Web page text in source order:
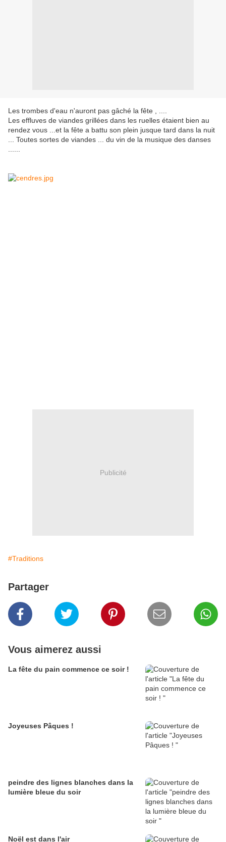
Les trombes d'eau n'auront pas gâché la fête , ....
Les effluves de viandes grillées dans les ruelles étaient bien au
rendez vous ...et la fête a battu son plein jusque tard dans la nuit
... Toutes sortes de viandes ... du vin de la musique des danses
Publicité
#Traditions
Partager
Vous aimerez aussi
La fête du pain commence ce soir !
Joyeuses Pâques !
peindre des lignes blanches dans la
lumière bleue du soir
Noël est dans l'air